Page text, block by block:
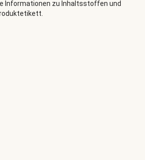
Informationen zu Inhaltsstoffen und